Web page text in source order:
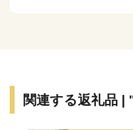
関連する返礼品 |